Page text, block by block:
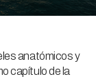
anatómicos y
capítulo de la